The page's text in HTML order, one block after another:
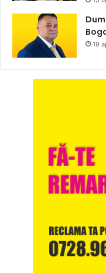
19